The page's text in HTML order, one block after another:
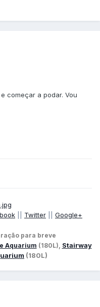
começar a podar. Vou
Twitter Google+
para breve
Aquarium (180L), Stairway
(180L)